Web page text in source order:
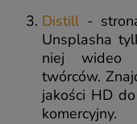
Distill -
Unsplasha
niej wideo
twórców.
jakości HD
komercyjny.